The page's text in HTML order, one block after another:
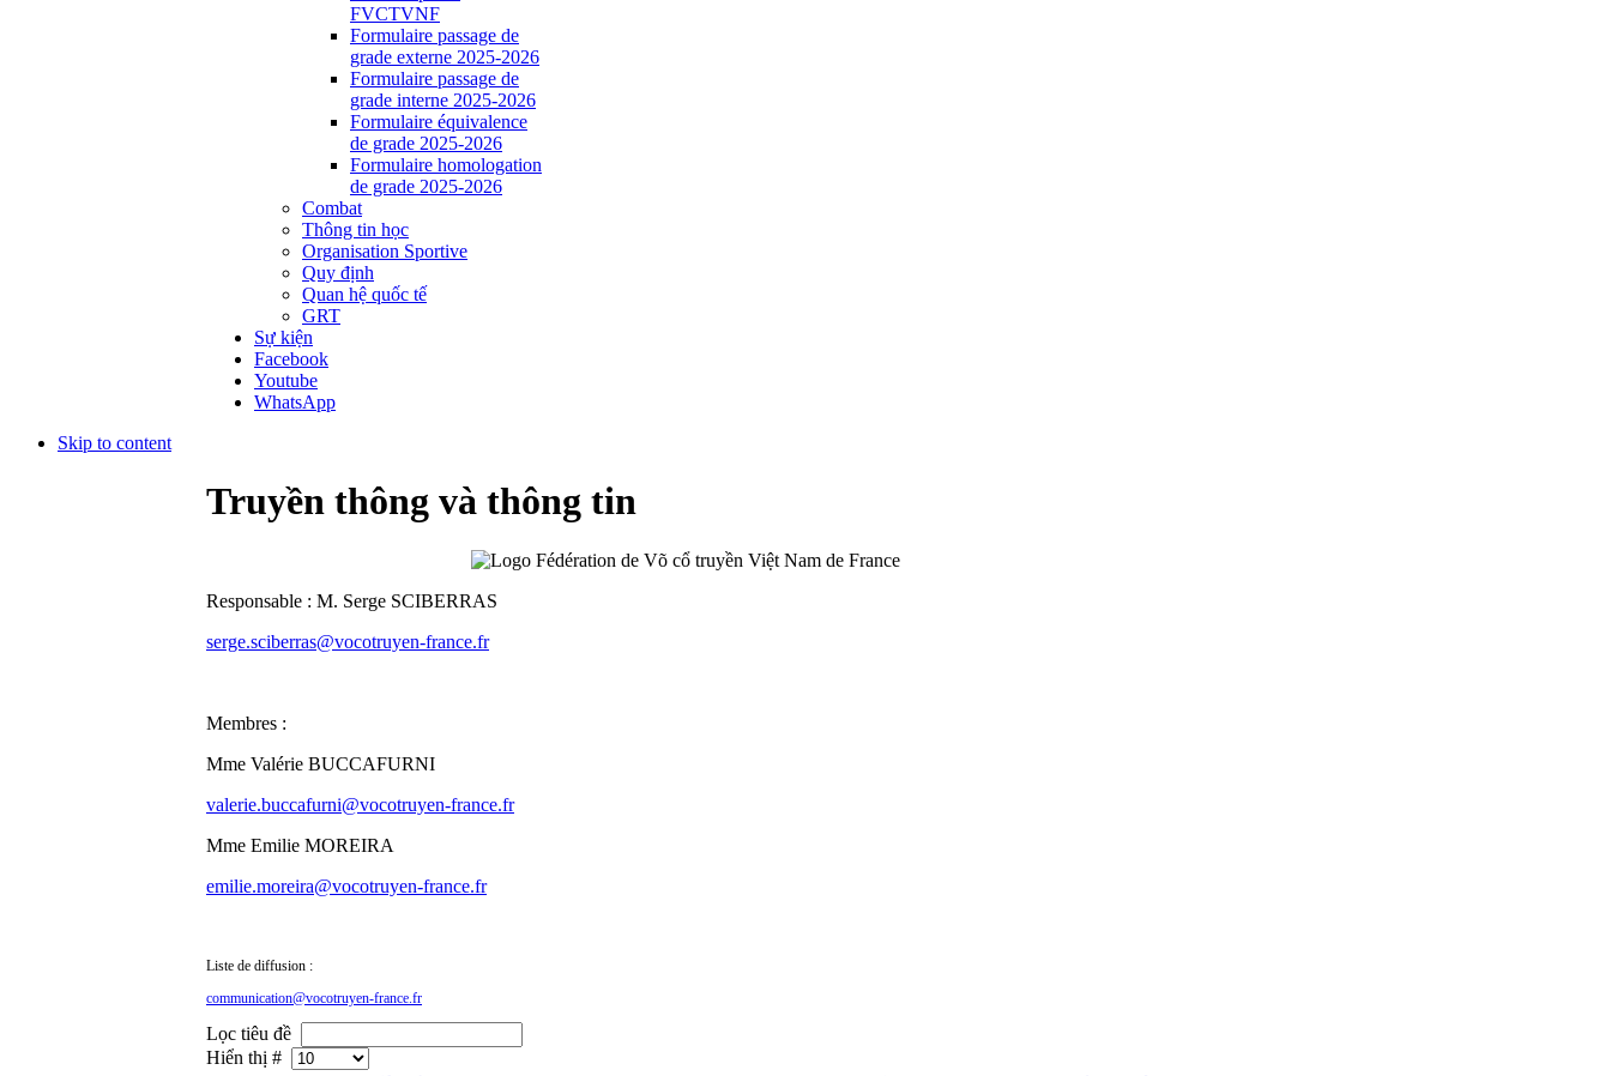
FVCTVNF
Formulaire passage de
grade externe 2025-2026
Formulaire passage de
grade interne 2025-2026
Formulaire équivalence
de grade 2025-2026
Formulaire homologation
de grade 2025-2026
Combat
Thông tin học
Organisation Sportive
Quy định
Quan hệ quốc tế
GRT
Sự kiện
Facebook
Youtube
WhatsApp
Skip to content
Truyền thông và thông tin
Responsable : M. Serge SCIBERRAS
serge.sciberras@vocotruyen-france.fr
Membres :
Mme Valérie BUCCAFURNI
valerie.buccafurni@vocotruyen-france.fr
Mme Emilie MOREIRA
emilie.moreira@vocotruyen-france.fr
Liste de diffusion :
communication@vocotruyen-france.fr
Lọc tiêu đề
Hiển thị #